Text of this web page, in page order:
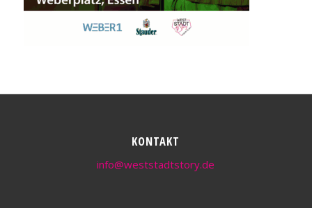
KONTAKT
info@weststadtstory.de